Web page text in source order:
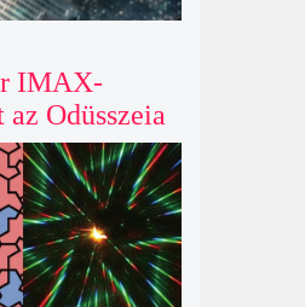
IMAX-
Odüsszeia
lejárta hozza